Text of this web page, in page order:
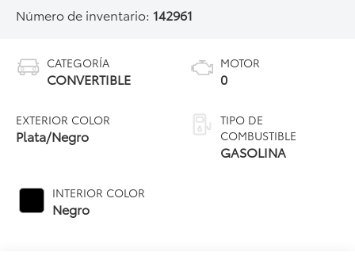
Número de inventario: 142961
CATEGORÍA
CONVERTIBLE
EXTERIOR COLOR
Plata/Negro
INTERIOR COLOR
Negro
MOTOR
0
TIPO DE
COMBUSTIBLE
GASOLINA